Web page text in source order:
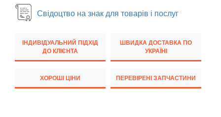
6 Series F12
6 Series F06
6 Series G32
Свідоцтво на знак для товарів і послуг
ІНДИВІДУАЛЬНИЙ ПІДХІД
ДО КЛІЄНТА
ШВИДКА ДОСТАВКА ПО
УКРАЇНІ
ХОРОШІ ЦІНИ ПЕРЕВІРЕНІ ЗАПЧАСТИНИ